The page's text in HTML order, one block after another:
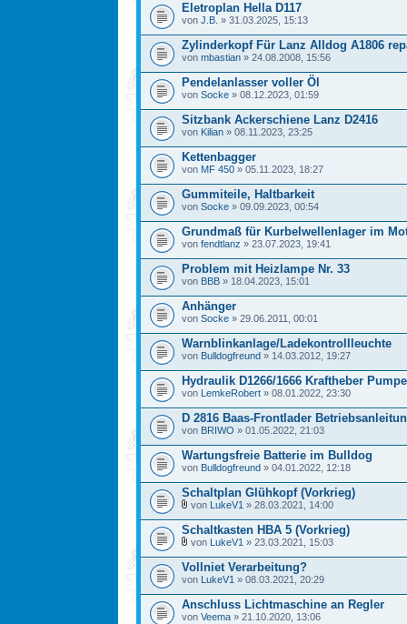
Eletroplan Hella D117
von J.B. » 31.03.2025, 15:13
Zylinderkopf Für Lanz Alldog A1806
von mbastian » 24.08.2008, 15:56
Pendelanlasser voller Öl
von Socke » 08.12.2023, 01:59
Sitzbank Ackerschiene Lanz D2416
von Kilian » 08.11.2023, 23:25
Kettenbagger
von MF 450 » 05.11.2023, 18:27
Gummiteile, Haltbarkeit
von Socke » 09.09.2023, 00:54
Grundmaß für Kurbelwellenlager im
von fendtlanz » 23.07.2023, 19:41
Problem mit Heizlampe Nr. 33
von BBB » 18.04.2023, 15:01
Anhänger
von Socke » 29.06.2011, 00:01
Warnblinkanlage/Ladekontrollleuchte
von Bulldogfreund » 14.03.2012, 19:27
Hydraulik D1266/1666 Kraftheber
von LemkeRobert » 08.01.2022, 23:30
D 2816 Baas-Frontlader
von BRIWO » 01.05.2022, 21:03
Wartungsfreie Batterie im Bulldog
von Bulldogfreund » 04.01.2022, 12:18
Schaltplan Glühkopf (Vorkrieg)
von LukeV1 » 28.03.2021, 14:00
Schaltkasten HBA 5 (Vorkrieg)
von LukeV1 » 23.03.2021, 15:03
Vollniet Verarbeitung?
von LukeV1 » 08.03.2021, 20:29
Anschluss Lichtmaschine an Regler
von Veema » 21.10.2020, 13:06